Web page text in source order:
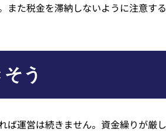
また税金を滞納しないように注意す
う
ば運営は続きません。資金繰りが厳